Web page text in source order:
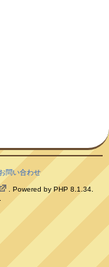
問い合わせ
. Powered by PHP 8.1.34.